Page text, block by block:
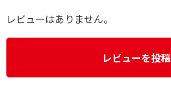
レビューはありません。
レビューを投稿